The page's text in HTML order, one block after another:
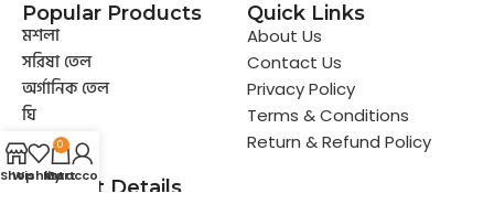
Popular Products
মশলা
সরিষা তেল
অর্গানিক তেল
ঘি
মধু
Quick Links
About Us
Contact Us
Privacy Policy
Terms & Conditions
Return & Refund Policy
Contact Details
Shop
Wishlist
0
Cart
My account